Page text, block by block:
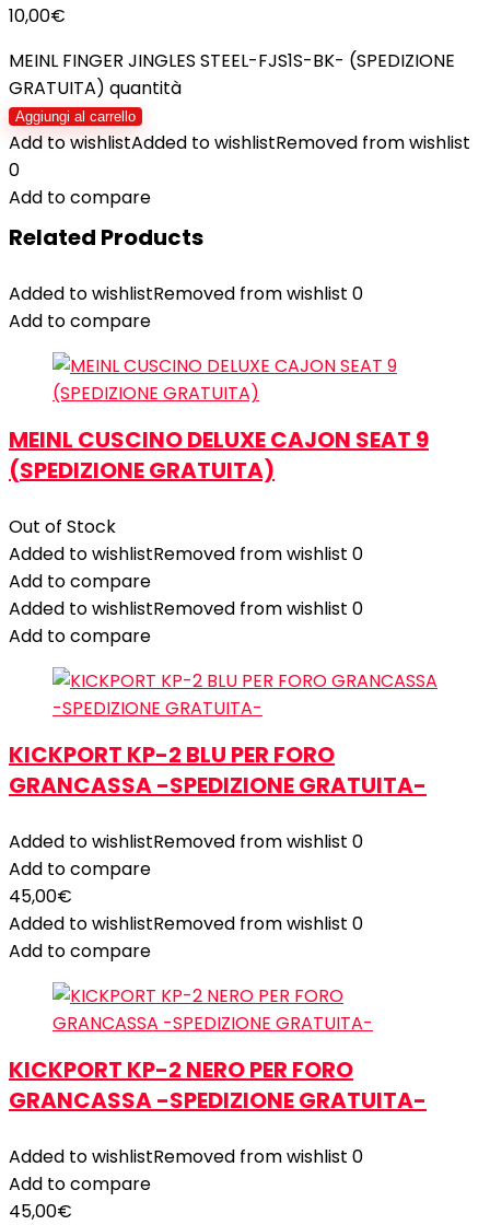
10,00€
MEINL FINGER JINGLES STEEL-FJS1S-BK- (SPEDIZIONE
GRATUITA) quantità
Aggiungi al carrello
Add to wishlistAdded to wishlistRemoved from wishlist
0
Add to compare
Related Products
Added to wishlistRemoved from wishlist 0
Add to compare
MEINL CUSCINO DELUXE CAJON SEAT 9
(SPEDIZIONE GRATUITA)
Out of Stock
Added to wishlistRemoved from wishlist 0
Add to compare
Added to wishlistRemoved from wishlist 0
Add to compare
KICKPORT KP-2 BLU PER FORO
GRANCASSA -SPEDIZIONE GRATUITA-
Added to wishlistRemoved from wishlist 0
Add to compare
45,00€
Added to wishlistRemoved from wishlist 0
Add to compare
KICKPORT KP-2 NERO PER FORO
GRANCASSA -SPEDIZIONE GRATUITA-
Added to wishlistRemoved from wishlist 0
Add to compare
45,00€